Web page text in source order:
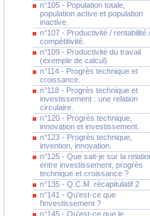
n°105 - Population totale,
population active et population
inactive.
n°107 - Productivité / rentabilité /
compétitivité.
n°109 - Productivité du travail
(exemple de calcul)
n°114 - Progrès technique et
croissance.
n°118 - Progrès technique et
investissement : une relation
circulaire.
n°120 - Progrès technique,
innovation et investissement.
n°123 - Progrès technique,
invention, innovation.
n°125 - Que sait-je sur la
entre investissement, progrès
technique et croissance ?
n°135 - Q.C.M. récapitulatif 2
n°141 - Qu'est-ce que
l'investissement ?
n°145 - Qu'est-ce que le